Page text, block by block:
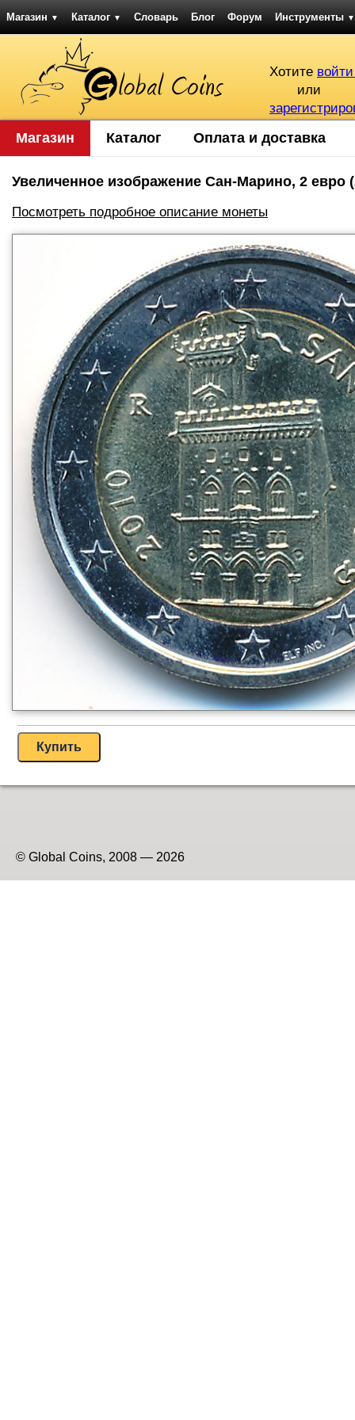
Магазин ▼ Каталог ▼ Словарь Блог Форум Инструменты ▼
Хотите
или
Магазин Каталог Оплата и доставка
Увеличенное изображение Сан-Марино, 2 евро
Посмотреть подробное описание монеты
© Global Coins, 2008 — 2026